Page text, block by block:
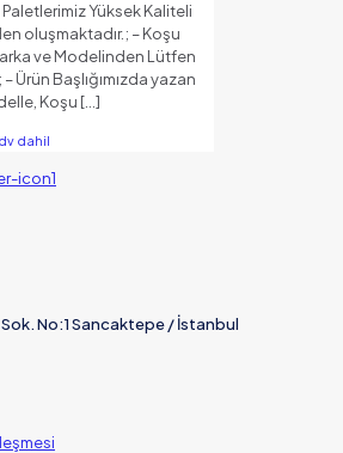
Paletlerimiz Yüksek Kaliteli
oluşmaktadır.; – Koşu
ve Modelinden Lütfen
Ürün Başlığımızda yazan
Koşu […]
dahil
No:1 Sancaktepe / İstanbul